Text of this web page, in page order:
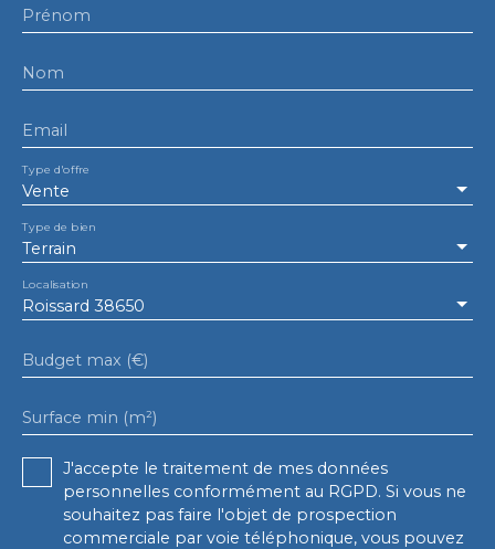
Prénom
Nom
Email
Vente
Type d'offre
Terrain
Type de bien
Roissard 38650
Localisation
Budget max (€)
Surface min (m²)
J'accepte le traitement de mes données
personnelles conformément au RGPD. Si vous ne
souhaitez pas faire l'objet de prospection
commerciale par voie téléphonique, vous pouvez